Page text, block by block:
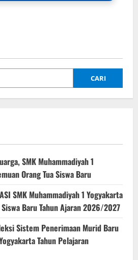
CARI
SMK Muhammadiyah 1
Orang Tua Siswa Baru
SMK Muhammadiyah 1 Yogyakarta
Baru Tahun Ajaran 2026/2027
Sistem Penerimaan Murid Baru
Tahun Pelajaran